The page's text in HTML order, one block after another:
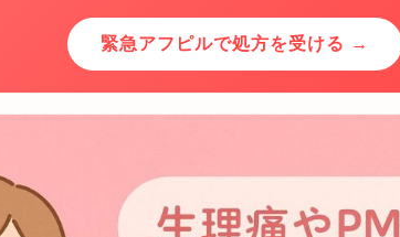
緊急アフピルで処方を受ける →